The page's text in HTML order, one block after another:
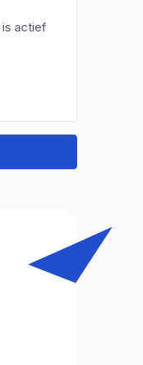
is actief